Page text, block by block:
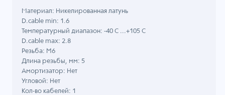
Материал: Никелированная латунь
D.cable min: 1.6
Температурный диапазон: -40 C ...+105 C
D.cable max: 2.8
Резьба: M6
Длина резьбы, мм: 5
Амортизатор: Нет
Угловой: Нет
Кол-во кабелей: 1